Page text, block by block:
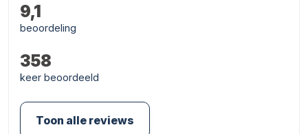
9,1
beoordeling
358
keer beoordeeld
Toon alle reviews